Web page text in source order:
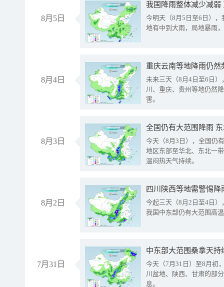
8月5日
我国降雨整体减少减弱
今明天（8月5日至6日）
地有中到大雨，局地暴雨
8月4日
重庆云南等地降雨仍然
未来三天（8月4日至6日
川、重庆、贵州等地仍然
害。
8月3日
全国仍有大范围降雨
今天（8月3日），全国仍
地区东部至华北、东北一
温闷热天气持续。
8月2日
今起三天（8月2日至4日
我国中东部仍有大范围高
7月31日
中东部大范围桑拿天
今天（7月31日）至8月初
川盆地、陕西、甘肃的部
息。